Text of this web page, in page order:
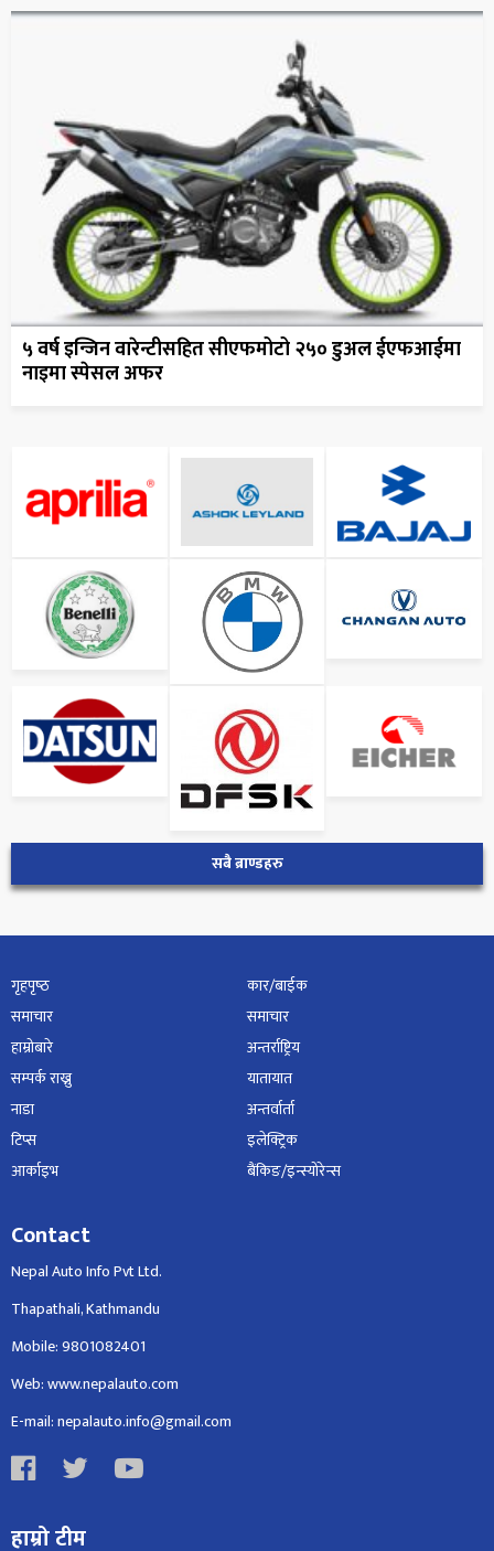
५ वर्ष इन्जिन वारेन्टीसहित सीएफमोटो २५० डुअल ईएफआईमा
नाइमा स्पेसल अफर
सबै ब्राण्डहरु
गृहपृष्‍ठ
समाचार
हाम्रोबारे
सम्पर्क राख्नु
नाडा
टिप्स
आर्काइभ
कार/बाईक
समाचार
अन्तर्राष्ट्रिय
यातायात
अन्तर्वार्ता
इलेक्ट्रिक
बैंकिङ/इन्स्योरेन्स
Contact
Nepal Auto Info Pvt Ltd.
Thapathali, Kathmandu
Mobile: 9801082401
Web: www.nepalauto.com
E-mail: nepalauto.info@gmail.com
हाम्रो टीम